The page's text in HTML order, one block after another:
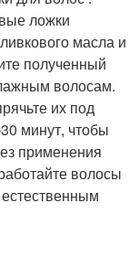
ложки
масла и
полученный
волосам.
их под
минут, чтобы
применения
волосы